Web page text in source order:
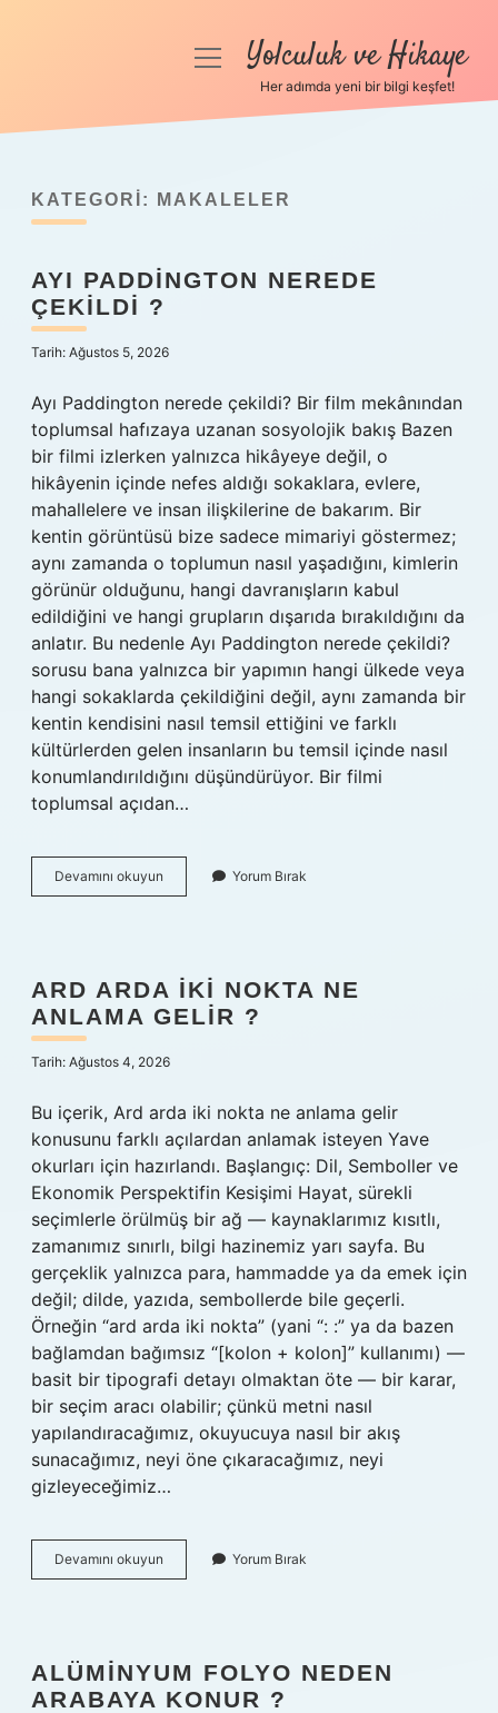
Anasayfa
Yasal Uyarı
Hakkımızda
menüyüYolculuk ve Hikaye
Her adımda yeni bir bilgi keşfet!
KATEGORI: MAKALELER
AYI PADDINGTON NEREDE
ÇEKILDI ?
Tarih: Ağustos 5, 2026
Ayı Paddington nerede çekildi? Bir film mekânından
toplumsal hafızaya uzanan sosyolojik bakış Bazen
bir filmi izlerken yalnızca hikâyeye değil, o
hikâyenin içinde nefes aldığı sokaklara, evlere,
mahallelere ve insan ilişkilerine de bakarım. Bir
kentin görüntüsü bize sadece mimariyi göstermez;
aynı zamanda o toplumun nasıl yaşadığını, kimlerin
görünür olduğunu, hangi davranışların kabul
edildiğini ve hangi grupların dışarıda bırakıldığını da
anlatır. Bu nedenle Ayı Paddington nerede çekildi?
sorusu bana yalnızca bir yapımın hangi ülkede veya
hangi sokaklarda çekildiğini değil, aynı zamanda bir
kentin kendisini nasıl temsil ettiğini ve farklı
kültürlerden gelen insanların bu temsil içinde nasıl
konumlandırıldığını düşündürüyor. Bir filmi
toplumsal açıdan…
Devamını okuyun
Paddington
Yorum Bırak
ARD ARDA IKI NOKTA NE
ANLAMA GELIR ?
Tarih: Ağustos 4, 2026
Bu içerik, Ard arda iki nokta ne anlama gelir
konusunu farklı açılardan anlamak isteyen Yave
okurları için hazırlandı. Başlangıç: Dil, Semboller ve
Ekonomik Perspektifin Kesişimi Hayat, sürekli
seçimlerle örülmüş bir ağ — kaynaklarımız kısıtlı,
zamanımız sınırlı, bilgi hazinemiz yarı sayfa. Bu
gerçeklik yalnızca para, hammadde ya da emek için
değil; dilde, yazıda, sembollerde bile geçerli.
Örneğin “ard arda iki nokta” (yani “: :” ya da bazen
bağlamdan bağımsız “[kolon + kolon]” kullanımı) —
basit bir tipografi detayı olmaktan öte — bir karar,
bir seçim aracı olabilir; çünkü metni nasıl
yapılandıracağımız, okuyucuya nasıl bir akış
sunacağımız, neyi öne çıkaracağımız, neyi
gizleyeceğimiz…
Devamını okuyun
arda
gelir
Yorum Bırak
ALÜMINYUM FOLYO NEDEN
ARABAYA KONUR ?